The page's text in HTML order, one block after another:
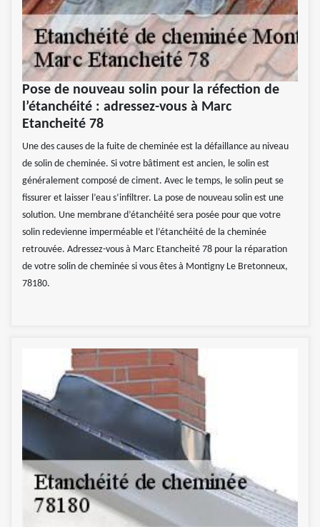
Pose de nouveau solin pour la réfection de
l’étanchéité : adressez-vous à Marc
Etancheité 78
Une des causes de la fuite de cheminée est la défaillance au niveau
de solin de cheminée. Si votre bâtiment est ancien, le solin est
généralement composé de ciment. Avec le temps, le solin peut se
fissurer et laisser l’eau s’infiltrer. La pose de nouveau solin est une
solution. Une membrane d’étanchéité sera posée pour que votre
solin redevienne imperméable et l’étanchéité de la cheminée
retrouvée. Adressez-vous à Marc Etancheité 78 pour la réparation
de votre solin de cheminée si vous êtes à Montigny Le Bretonneux,
78180.